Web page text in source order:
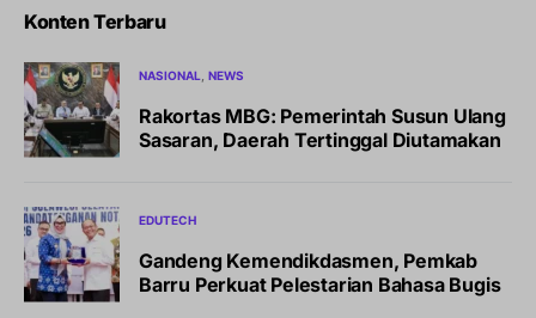
Konten Terbaru
NASIONAL NEWS
Rakortas MBG: Pemerintah Susun Ulang
Sasaran, Daerah Tertinggal Diutamakan
EDUTECH
Gandeng Kemendikdasmen, Pemkab
Barru Perkuat Pelestarian Bahasa Bugis